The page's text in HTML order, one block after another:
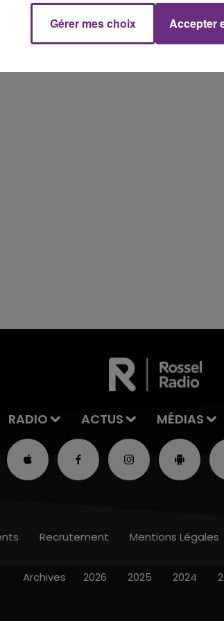
les conditions de...
LE TICKET DE CAISSE
RADIO ACTUS MÉDIAS
Recrutement Mentions Légales
Archives 2026 2025 2024
Gérer mes choix Accepter